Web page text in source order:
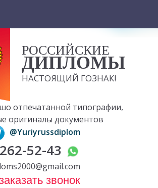
РОССИЙСКИЕ
ДИПЛОМЫ
НАСТОЯЩИЙ ГОЗНАК!
отпечатанной типографии,
оригиналы документов
@Yuriyrussdiplom
52-43
звонок